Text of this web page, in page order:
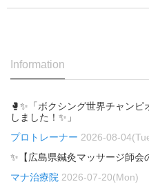
Information
🥊✨「ボクシング世界チャン
しました！✨」
プロトレーナー 2026-08-
✨【広島県鍼灸マッサージ師会
マナ治療院 2026-07-20(Mon)